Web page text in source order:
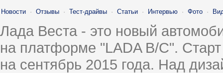
Новости · Отзывы · Тест-драйвы · Статьи · Интервью · Фото ·
Лада Веста - это новый
на платформе "LADA B/C".
на сентябрь 2015 года. Над